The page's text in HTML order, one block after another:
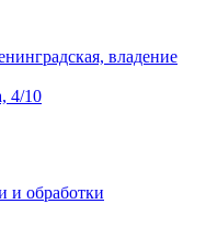
владение
4/10
и обработки